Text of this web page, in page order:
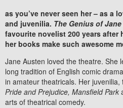
as you’ve never seen her – as a
and juvenilia. The Genius of
favourite novelist 200 years after
her books make such awesome
Jane Austen loved the theatre. She
long tradition of English comic
in amateur theatricals. Her juvenilia,
Pride and Prejudice, Mansfield Park
arts of theatrical comedy.